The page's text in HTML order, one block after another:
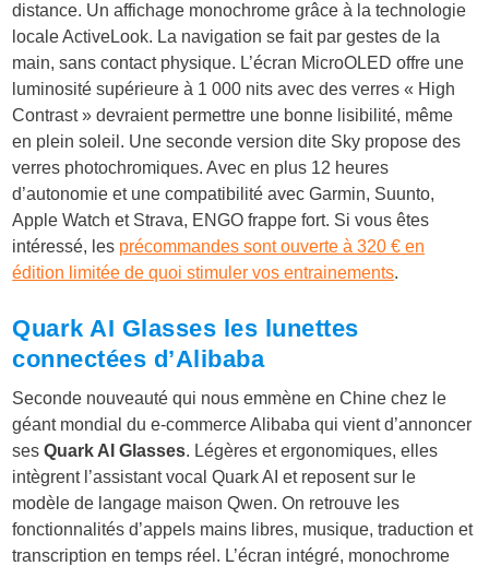
distance. Un affichage monochrome grâce à la technologie
locale ActiveLook. La navigation se fait par gestes de la
main, sans contact physique. L’écran MicroOLED offre une
luminosité supérieure à 1 000 nits avec des verres « High
Contrast » devraient permettre une bonne lisibilité, même
en plein soleil. Une seconde version dite Sky propose des
verres photochromiques. Avec en plus 12 heures
d’autonomie et une compatibilité avec Garmin, Suunto,
Apple Watch et Strava, ENGO frappe fort. Si vous êtes
intéressé, les précommandes sont ouverte à 320 € en
édition limitée de quoi stimuler vos entrainements.
Quark AI Glasses les lunettes
connectées d’Alibaba
Seconde nouveauté qui nous emmène en Chine chez le
géant mondial du e-commerce Alibaba qui vient d’annoncer
sesQuark AI Glasses. Légères et ergonomiques, elles
intègrent l’assistant vocal Quark AI et reposent sur le
modèle de langage maison Qwen. On retrouve les
fonctionnalités d’appels mains libres, musique, traduction et
transcription en temps réel. L’écran intégré, monochrome